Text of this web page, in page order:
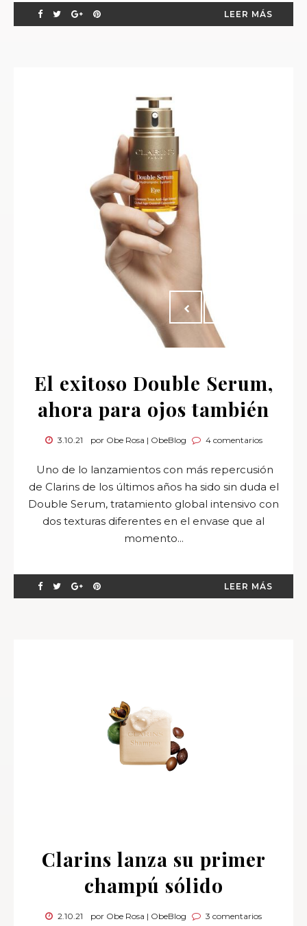
LEER MÁS
El exitoso Double Serum,
ahora para ojos también
3.10.21 por Obe Rosa | ObeBlog 4 comentarios
Uno de lo lanzamientos con más repercusión
de Clarins de los últimos años ha sido sin duda el
Double Serum, tratamiento global intensivo con
dos texturas diferentes en el envase que al
momento...
LEER MÁS
Clarins lanza su primer
champú sólido
2.10.21 por Obe Rosa | ObeBlog 3 comentarios